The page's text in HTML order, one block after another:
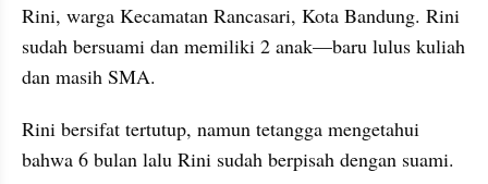
Rini, warga Kecamatan Rancasari, Kota Bandung. Rini
sudah bersuami dan memiliki 2 anak—baru lulus kuliah
dan masih SMA.
Rini bersifat tertutup, namun tetangga mengetahui
bahwa 6 bulan lalu Rini sudah berpisah dengan suami.